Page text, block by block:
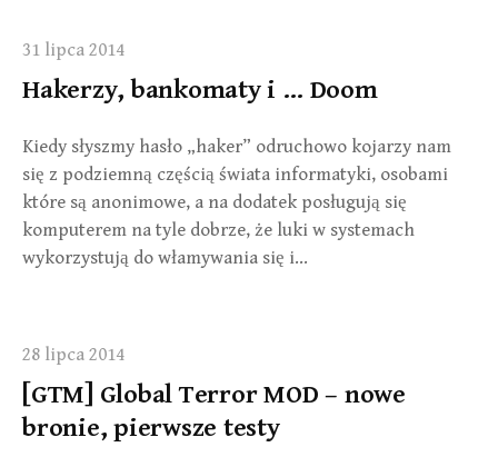
31 lipca 2014
Hakerzy, bankomaty i … Doom
Kiedy słyszmy hasło „haker” odruchowo kojarzy nam
się z podziemną częścią świata informatyki, osobami
które są anonimowe, a na dodatek posługują się
komputerem na tyle dobrze, że luki w systemach
wykorzystują do włamywania się i…
28 lipca 2014
[GTM] Global Terror MOD – nowe
bronie, pierwsze testy